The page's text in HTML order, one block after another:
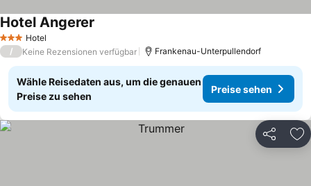
3 SterneHotel
Hotel Angerer
/ Keine Rezensionen verfügbar Frankenau-Unterpullendorf
Wähle Reisedaten aus, um die genauen
Preise zu sehen
Preise sehen
Teilen